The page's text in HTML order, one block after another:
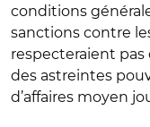
conditions
sanctions contre
respecteraient pas
des astreintes
d’affaires moyen